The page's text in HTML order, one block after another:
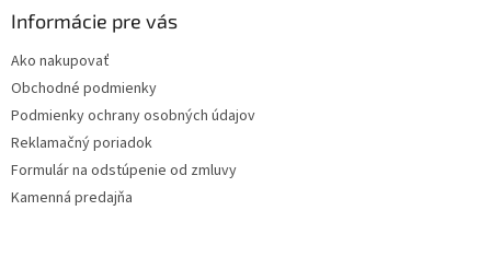
Informácie pre vás
Ako nakupovať
Obchodné podmienky
Podmienky ochrany osobných údajov
Reklamačný poriadok
Formulár na odstúpenie od zmluvy
Kamenná predajňa